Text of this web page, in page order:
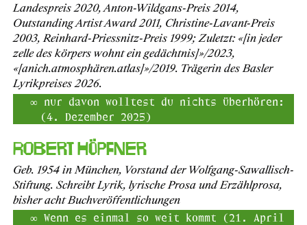
Landespreis 2020, Anton-Wildgans-Preis 2014,
Outstanding Artist Award 2011, Christine-Lavant-Preis
2003, Reinhard-Priessnitz-Preis 1999; Zuletzt: «[in jeder
zelle des körpers wohnt ein gedächtnis]»/2023,
«[anich.atmosphären.atlas]»/2019. Trägerin des Basler
Lyrikpreises 2026.
nur davon wolltest du nichts überhören:
(4. Dezember 2025)
Robert Höpfner
Geb. 1954 in München, Vorstand der Wolfgang-Sawallisch-
Stiftung. Schreibt Lyrik, lyrische Prosa und Erzählprosa,
bisher acht Buchveröffentlichungen
Wenn es einmal so weit kommt (21. April